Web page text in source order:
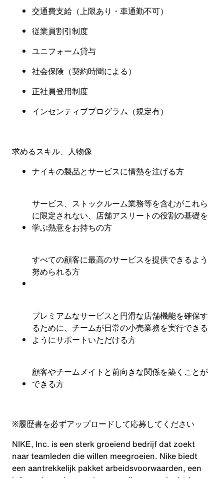
交通費支給（上限あり・ 車通勤不可）
従業員割引制度
ユニフォーム貸与
社会保険 （契約時間による）
正社員登用制度
インセンティブプログラム（規定有）
求めるスキル、人物像
ナイキの製品とサービスに情熱を注げる方
サービス、ストックルーム業務等を含むがこれら
に限定されない、店舗アスリートの役割の基礎を
学ぶ熱意をお持ちの方
すべての顧客に最高のサービスを提供できるよう
努められる方
プレミアムなサービスと円滑な店舗機能を確保す
るために、チームが日常の小売業務を実行できる
ようにサポートいただける方
顧客やチームメイトと前向きな関係を築くことが
できる方
※履歴書を必ずアップロードして応募してください
NIKE, Inc. is een sterk groeiend bedrijf dat zoekt
naar teamleden die willen meegroeien. Nike biedt
een aantrekkelijk pakket arbeidsvoorwaarden, een